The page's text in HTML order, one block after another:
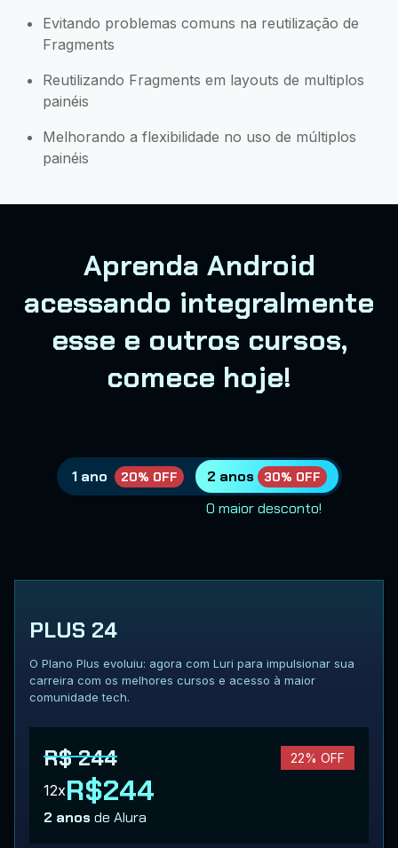
Evitando problemas comuns na reutilização de
Fragments
Reutilizando Fragments em layouts de multiplos
painéis
Melhorando a flexibilidade no uso de múltiplos
painéis
Aprenda Android
acessando integralmente
esse e outros cursos,
comece hoje!
1 ano 20% OFF 2 anos 30% OFF
O maior desconto!
PLUS 24
O Plano Plus evoluiu: agora com Luri para impulsionar sua
carreira com os melhores cursos e acesso à maior
comunidade tech.
R$ 244 22% OFF
12xR$244
2 anosde Alura